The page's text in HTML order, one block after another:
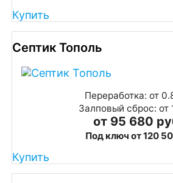
Купить
Септик Тополь
Переработка: от
Залповый сброс: от
от 95 680
Под ключ от 120
Купить